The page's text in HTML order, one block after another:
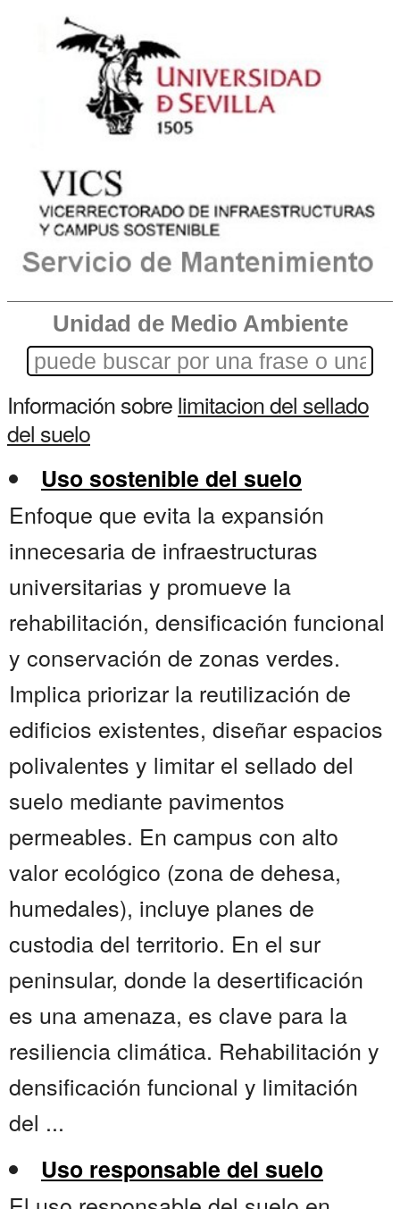
Unidad de Medio Ambiente
Información sobrelimitacion del sellado
del suelo
Uso sostenible del suelo
Enfoque que evita la expansión
innecesaria de infraestructuras
universitarias y promueve la
rehabilitación, densificación funcional
y conservación de zonas verdes.
Implica priorizar la reutilización de
edificios existentes, diseñar espacios
polivalentes y limitar el sellado del
suelo mediante pavimentos
permeables. En campus con alto
valor ecológico (zona de dehesa,
humedales), incluye planes de
custodia del territorio. En el sur
peninsular, donde la desertificación
es una amenaza, es clave para la
resiliencia climática. Rehabilitación y
densificación funcional y limitación
del ...
Uso responsable del suelo